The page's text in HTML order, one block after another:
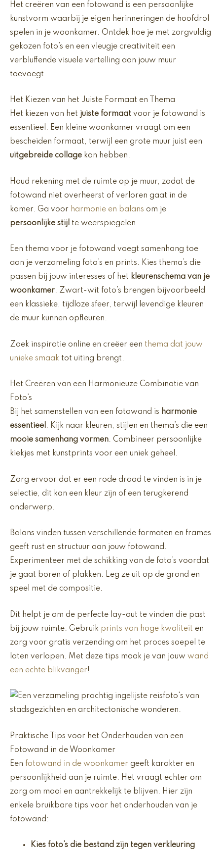
Het creëren van een fotowand is een persoonlijke
kunstvorm waarbij je eigen herinneringen de hoofdrol
spelen in je woonkamer. Ontdek hoe je met zorgvuldig
gekozen foto’s en een vleugje creativiteit een
verbluffende visuele vertelling aan jouw muur
toevoegt.
Het Kiezen van het Juiste Formaat en Thema
Het kiezen van het juiste formaat voor je fotowand is
essentieel. Een kleine woonkamer vraagt om een
bescheiden formaat, terwijl een grote muur juist een
uitgebreide collage kan hebben.
Houd rekening met de ruimte op je muur, zodat de
fotowand niet overheerst of verloren gaat in de
kamer. Ga voor harmonie en balans om je
persoonlijke stijl te weerspiegelen.
Een thema voor je fotowand voegt samenhang toe
aan je verzameling foto’s en prints. Kies thema’s die
passen bij jouw interesses of het kleurenschema van je
woonkamer. Zwart-wit foto’s brengen bijvoorbeeld
een klassieke, tijdloze sfeer, terwijl levendige kleuren
de muur kunnen opfleuren.
Zoek inspiratie online en creëer een thema dat jouw
unieke smaak tot uiting brengt.
Het Creëren van een Harmonieuze Combinatie van
Foto’s
Bij het samenstellen van een fotowand is harmonie
essentieel . Kijk naar kleuren, stijlen en thema’s die een
mooie samenhang vormen. Combineer persoonlijke
kiekjes met kunstprints voor een uniek geheel.
Zorg ervoor dat er een rode draad te vinden is in je
selectie, dit kan een kleur zijn of een terugkerend
onderwerp.
Balans vinden tussen verschillende formaten en frames
geeft rust en structuur aan jouw fotowand.
Experimenteer met de schikking van de foto’s voordat
je gaat boren of plakken. Leg ze uit op de grond en
speel met de compositie.
Dit helpt je om de perfecte lay-out te vinden die past
bij jouw ruimte. Gebruik prints van hoge kwaliteit en
zorg voor gratis verzending om het proces soepel te
laten verlopen. Met deze tips maak je van jouw wand
een echte blikvanger!
Praktische Tips voor het Onderhouden van een
Fotowand in de Woonkamer
Een fotowand in de woonkamer geeft karakter en
persoonlijkheid aan je ruimte. Het vraagt echter om
zorg om mooi en aantrekkelijk te blijven. Hier zijn
enkele bruikbare tips voor het onderhouden van je
fotowand:
Kies foto’s die bestand zijn tegen verkleuring